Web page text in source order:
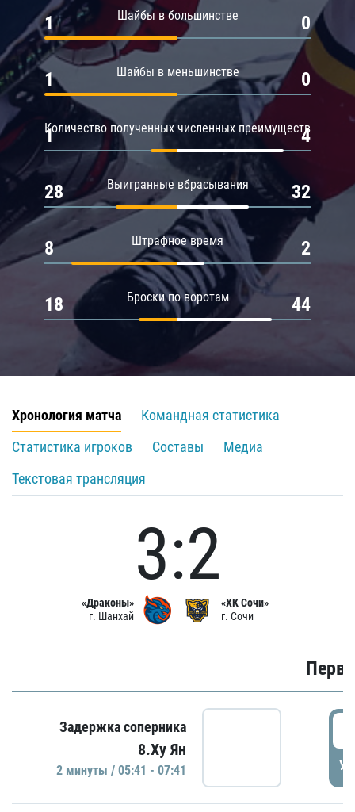
Шайбы в большинстве
1 0
Шайбы в меньшинстве
1 0
Количество полученных численных преимуществ
1 4
Выигранные вбрасывания
28 32
Штрафное время
8 2
Броски по воротам
18 44
Хронология матча
Командная статистика
Статистика игроков
Составы
Медиа
Текстовая трансляция
«Драконы»
г. Шанхай
3:2
«ХК Сочи»
г. Сочи
Задержка соперника
8.Ху Ян
2 минуты / 05:41 - 07:41